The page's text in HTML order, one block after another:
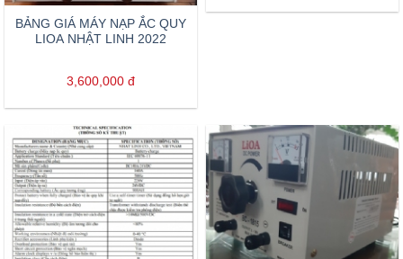
BẢNG GIÁ MÁY NẠP ẮC QUY
LIOA NHẬT LINH 2022
3,600,000 đ